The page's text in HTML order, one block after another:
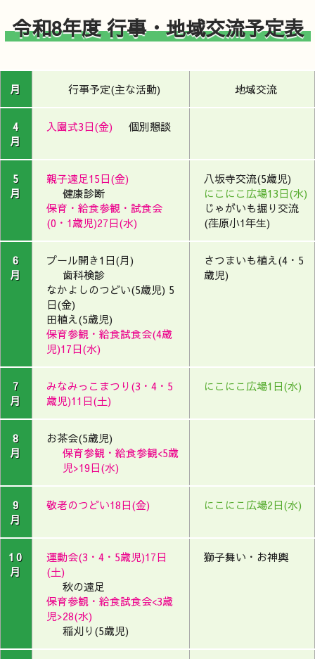
令和8年度 行事・地域交流予定表
月 行事予定(主な活動) 地域交流
4
月
入園式3日(金) 個別懇談
5
月
親子遠足15日(金)
健康診断
保育・給食参観・試食会
(0・1歳児)27日(水)
八坂寺交流(5歳児)
にこにこ広場13日(水)
じゃがいも掘り交流
(荏原小1年生)
6
月
プール開き1日(月)
歯科検診
なかよしのつどい(5歳児) 5
日(金)
田植え(5歳児)
保育参観・給食試食会(4歳
児)17日(水)
さつまいも植え(4・5
歳児)
7
月
みなみっこまつり(3・4・5
歳児)11日(土)
にこにこ広場1日(水)
8
月
お茶会(5歳児)
保育参観・給食参観<5歳
児>19日(水)
9
月
敬老のつどい18日(金) にこにこ広場2日(水)
10
月
運動会(3・4・5歳児)17日
(土)
秋の遠足
保育参観・給食試食会<3歳
児>28(水)
稲刈り(5歳児)
獅子舞い・お神輿